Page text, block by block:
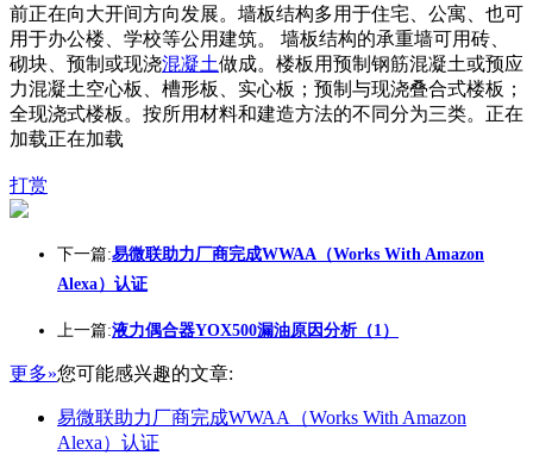
前正在向大开间方向发展。墙板结构多用于住宅、公寓、也可
用于办公楼、学校等公用建筑。 墙板结构的承重墙可用砖、
砌块、预制或现浇混凝土做成。楼板用预制钢筋混凝土或预应
力混凝土空心板、槽形板、实心板；预制与现浇叠合式楼板；
全现浇式楼板。按所用材料和建造方法的不同分为三类。正在
加载正在加载
打赏
下一篇:易微联助力厂商完成WWAA（Works With Amazon
Alexa）认证
上一篇:液力偶合器YOX500漏油原因分析（1）
更多»您可能感兴趣的文章:
易微联助力厂商完成WWAA（Works With Amazon
Alexa）认证